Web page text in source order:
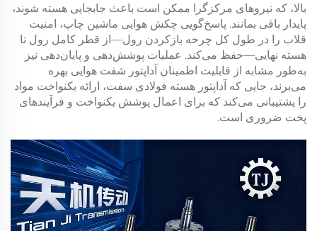
بالا، که نیروهای مرکزگرا ممکن است باعث جابجایی هسته شوند،
پایدار باقی بمانند. پاسخ‌گویی چکش هوایی ماشین چاپ، امنیت
قلاب را در طول کل چرخه بازکردن رول—از قطر کامل رول تا
هسته نهایی—حفظ می‌کند. عملیات پوشش‌دهی و پایان‌دهی نیز
به‌طور مشابه از قابلیت اطمینان آداپتور شفت هوایی بهره
می‌برند، جایی که آداپتور هسته فولادی سفت، ارائه یکنواخت مواد
را پشتیبانی می‌کند که برای اعمال پوشش یکنواخت و فرآیندهای
پخت ضروری است.